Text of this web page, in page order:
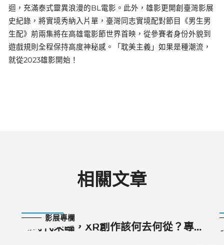
迴，充滿泰式靈異浪漫的BL電影。此外，雄影更開創臺灣影展
史紀錄，將實境秀納入片單，臺灣同志實境配對節目《男生男
生配》前兩集將在高雄電影節世界首映，從參賽者身份外貌到
遊戲規則全程保持高度神秘感。「耽美主義」如果是種潮流，
就從2023雄影開始！
相關文章
影展專欄
AI時代來臨，XR創作該何去何從？專